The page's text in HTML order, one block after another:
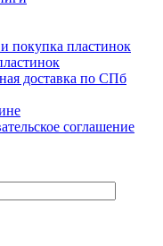
покупка пластинок
доставка по СПб
соглашение